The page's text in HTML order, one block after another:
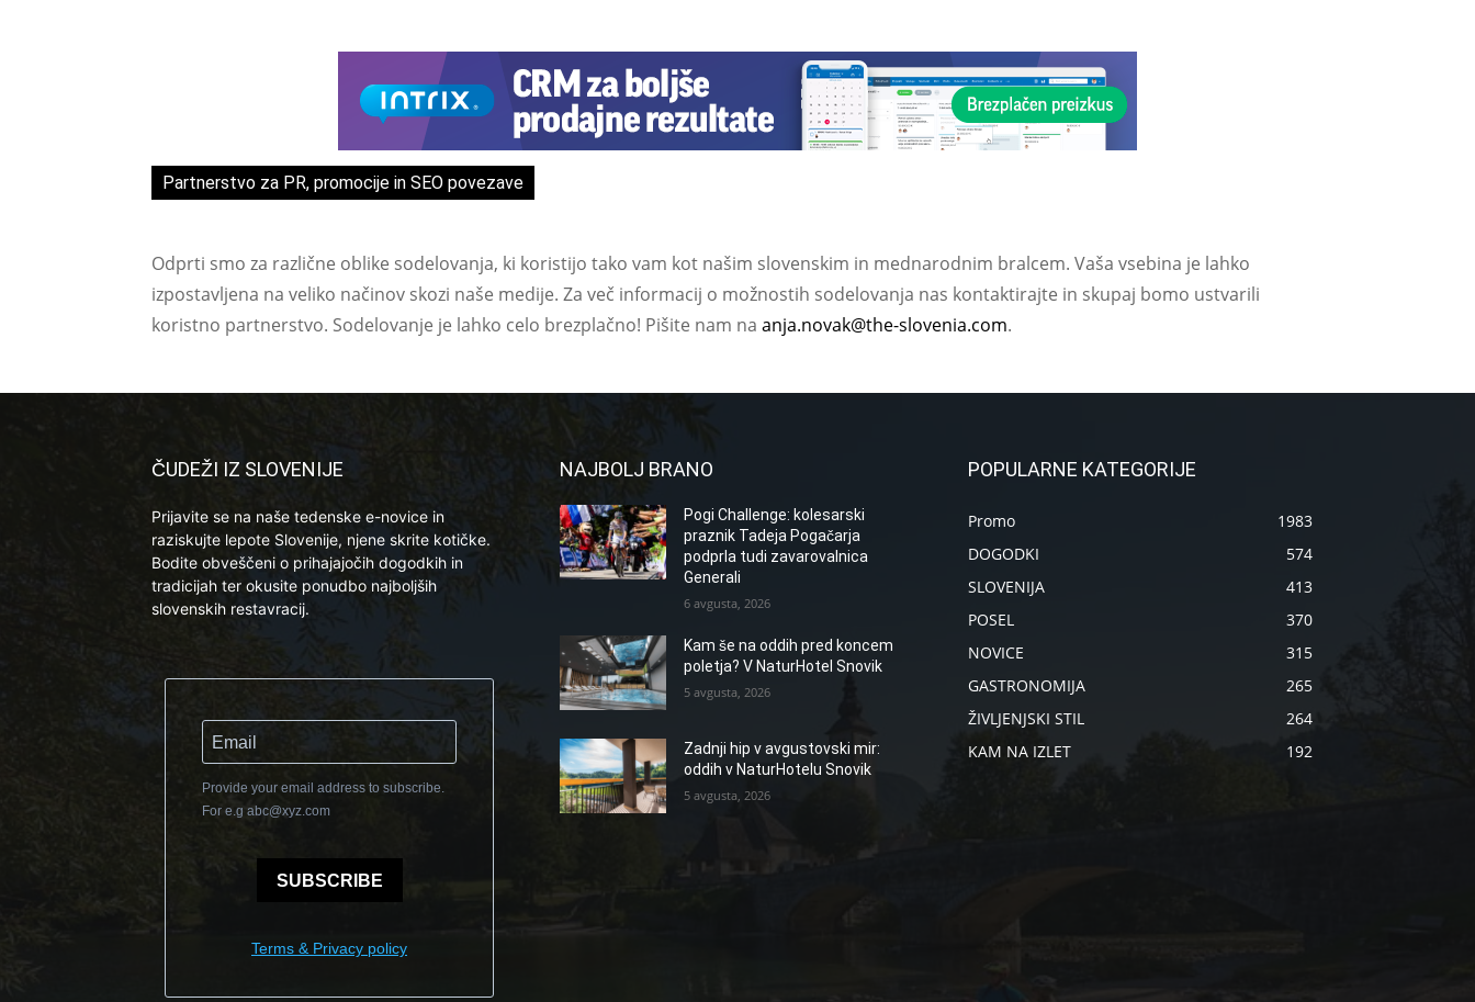
Partnerstvo za PR, promocije in SEO povezave
Odprti smo za različne oblike sodelovanja, ki koristijo tako vam kot našim slovenskim in mednarodnim bralcem. Vaša vsebina je lahko
izpostavljena na veliko načinov skozi naše medije. Za več informacij o možnostih sodelovanja nas kontaktirajte in skupaj bomo ustvarili
koristno partnerstvo. Sodelovanje je lahko celo brezplačno! Pišite nam na anja.novak@the-slovenia.com.
ČUDEŽI IZ SLOVENIJE
Prijavite se na naše tedenske e-novice in
raziskujte lepote Slovenije, njene skrite kotičke.
Bodite obveščeni o prihajajočih dogodkih in
tradicijah ter okusite ponudbo najboljših
slovenskih restavracij.
Provide your email address to subscribe.
For e.g abc@xyz.com
SUBSCRIBE
Terms & Privacy policy
NAJBOLJ BRANO
Pogi Challenge: kolesarski
praznik Tadeja Pogačarja
podprla tudi zavarovalnica
Generali
6 avgusta, 2026
Kam še na oddih pred koncem
poletja? V NaturHotel Snovik
5 avgusta, 2026
Zadnji hip v avgustovski mir:
oddih v NaturHotelu Snovik
5 avgusta, 2026
POPULARNE KATEGORIJE
Promo
1983
DOGODKI
574
SLOVENIJA
413
POSEL
370
NOVICE
315
GASTRONOMIJA
265
ŽIVLJENJSKI STIL
264
KAM NA IZLET
192